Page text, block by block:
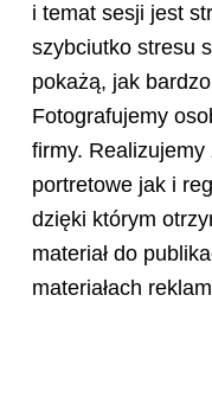
i temat sesji jest
szybciutko stresu
pokażą, jak
Fotografujemy
firmy.
portretowe jak i
dzięki którym
materiał do
materiałach